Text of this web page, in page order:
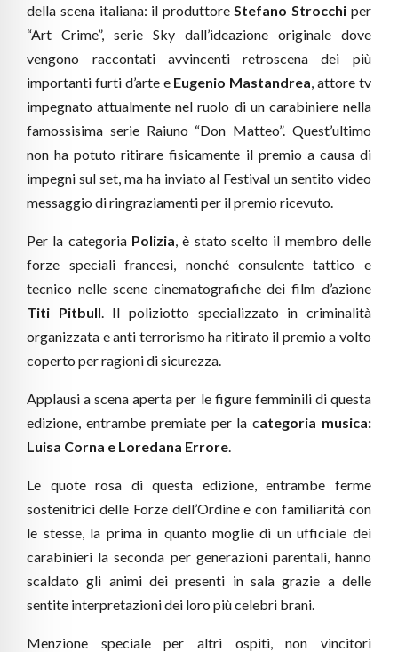
della scena italiana: il produttore Stefano Strocchi per
“Art Crime”, serie Sky dall’ideazione originale dove
vengono raccontati avvincenti retroscena dei più
importanti furti d’arte e Eugenio Mastandrea , attore tv
impegnato attualmente nel ruolo di un carabiniere nella
famossisima serie Raiuno “Don Matteo”. Quest’ultimo
non ha potuto ritirare fisicamente il premio a causa di
impegni sul set, ma ha inviato al Festival un sentito video
messaggio di ringraziamenti per il premio ricevuto.
Per la categoria Polizia , è stato scelto il membro delle
forze speciali francesi, nonché consulente tattico e
tecnico nelle scene cinematografiche dei film d’azione
Titi Pitbull . Il poliziotto specializzato in criminalità
organizzata e anti terrorismo ha ritirato il premio a volto
coperto per ragioni di sicurezza.
Applausi a scena aperta per le figure femminili di questa
edizione, entrambe premiate per la categoria musica:
Luisa Corna e Loredana Errore
Le quote rosa di questa edizione, entrambe ferme
sostenitrici delle Forze dell’Ordine e con familiarità con
le stesse, la prima in quanto moglie di un ufficiale dei
carabinieri la seconda per generazioni parentali, hanno
scaldato gli animi dei presenti in sala grazie a delle
sentite interpretazioni dei loro più celebri brani.
Menzione speciale per altri ospiti, non vincitori